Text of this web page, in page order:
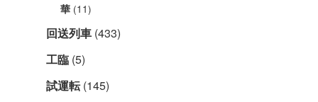
華 (11)
回送列車 (433)
工臨 (5)
試運転(145)